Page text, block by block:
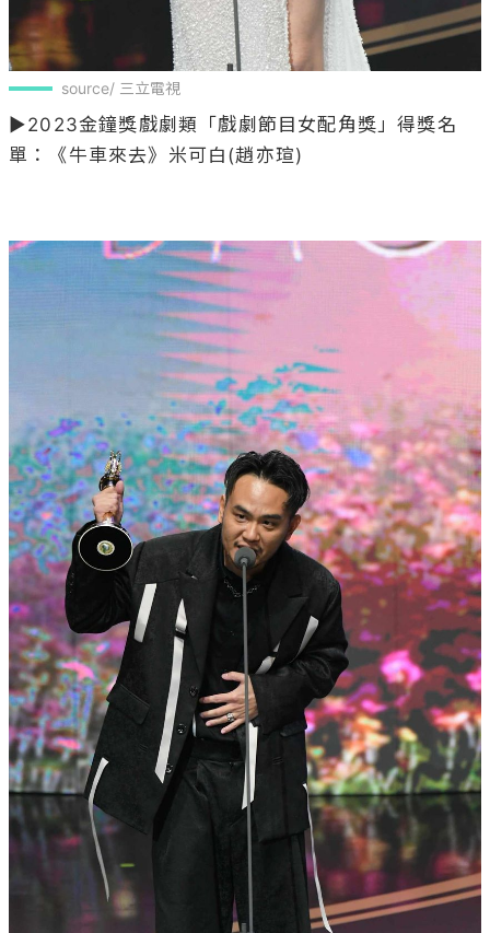
source/ 三立電視
▶2023金鐘獎戲劇類「戲劇節目女配角獎」得獎名
單：《牛車來去》米可白(趙亦瑄)